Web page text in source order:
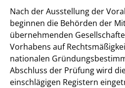
Nach der Ausstellung der
beginnen die Behörden der
übernehmenden
Vorhabens auf
nationalen
Abschluss der Prüfung wird
einschlägigen Registern